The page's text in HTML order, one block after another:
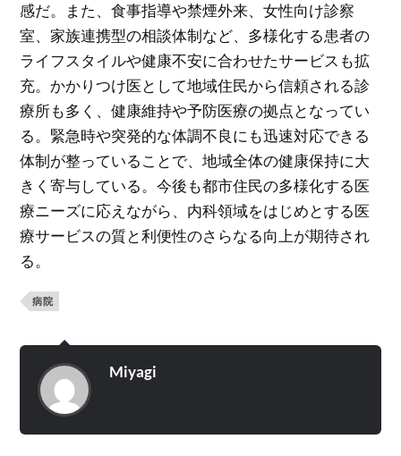
感だ。また、食事指導や禁煙外来、女性向け診察
室、家族連携型の相談体制など、多様化する患者の
ライフスタイルや健康不安に合わせたサービスも拡
充。かかりつけ医として地域住民から信頼される診
療所も多く、健康維持や予防医療の拠点となってい
る。緊急時や突発的な体調不良にも迅速対応できる
体制が整っていることで、地域全体の健康保持に大
きく寄与している。今後も都市住民の多様化する医
療ニーズに応えながら、内科領域をはじめとする医
療サービスの質と利便性のさらなる向上が期待され
る。
病院
Miyagi